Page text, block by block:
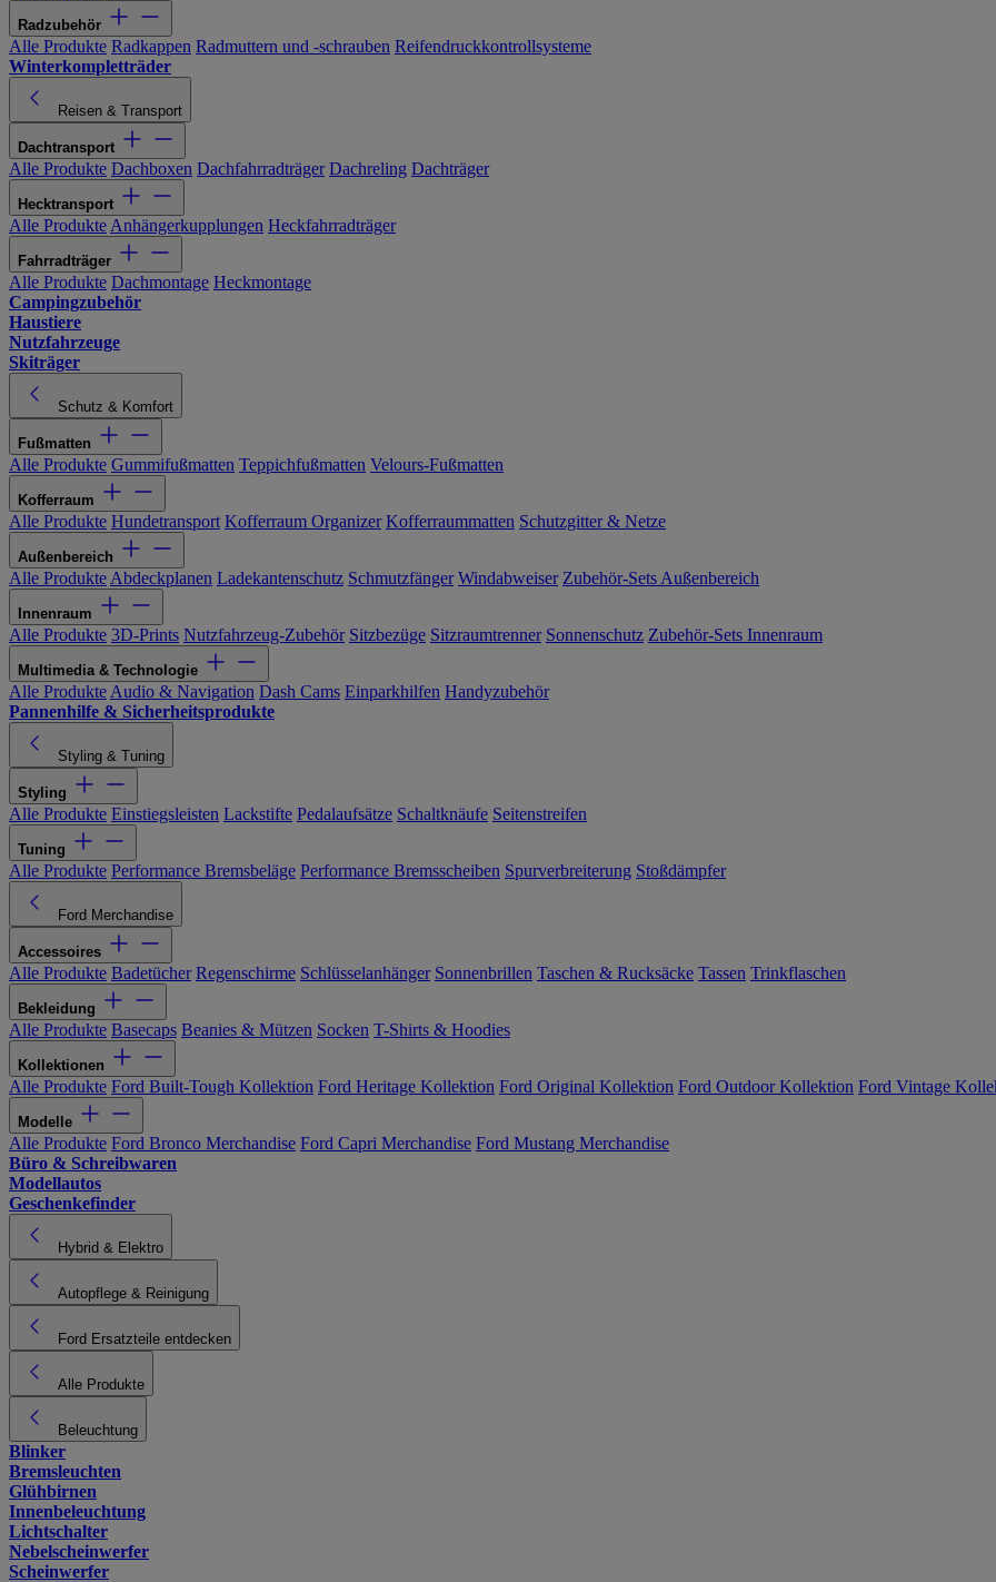
Radzubehör
Alle Produkte Radkappen Radmuttern und -schrauben Reifendruckkontrollsysteme
Winterkompletträder
Reisen & Transport
Dachtransport
Alle Produkte Dachboxen Dachfahrradträger Dachreling Dachträger
Hecktransport
Alle Produkte Anhängerkupplungen Heckfahrradträger
Fahrradträger
Alle Produkte Dachmontage Heckmontage
Campingzubehör
Haustiere
Nutzfahrzeuge
Skiträger
Schutz & Komfort
Fußmatten
Alle Produkte Gummifußmatten Teppichfußmatten Velours-Fußmatten
Kofferraum
Alle Produkte Hundetransport Kofferraum Organizer Kofferraummatten Schutzgitter & Netze
Außenbereich
Alle Produkte Abdeckplanen Ladekantenschutz Schmutzfänger Windabweiser Zubehör-Sets Außenbereich
Innenraum
Alle Produkte 3D-Prints Nutzfahrzeug-Zubehör Sitzbezüge Sitzraumtrenner Sonnenschutz Zubehör-Sets Innenraum
Multimedia & Technologie
Alle Produkte Audio & Navigation Dash Cams Einparkhilfen Handyzubehör
Pannenhilfe & Sicherheitsprodukte
Styling & Tuning
Styling
Alle Produkte Einstiegsleisten Lackstifte Pedalaufsätze Schaltknäufe Seitenstreifen
Tuning
Alle Produkte Performance Bremsbeläge Performance Bremsscheiben Spurverbreiterung Stoßdämpfer
Ford Merchandise
Accessoires
Alle Produkte Badetücher Regenschirme Schlüsselanhänger Sonnenbrillen Taschen & Rucksäcke Tassen Trinkflaschen
Bekleidung
Alle Produkte Basecaps Beanies & Mützen Socken T-Shirts & Hoodies
Kollektionen
Alle Produkte Ford Built-Tough Kollektion Ford Heritage Kollektion Ford Original Kollektion Ford Outdoor Kollektion Ford Vintage
Modelle
Alle Produkte Ford Bronco Merchandise Ford Capri Merchandise Ford Mustang Merchandise
Büro & Schreibwaren
Modellautos
Geschenkefinder
Hybrid & Elektro
Autopflege & Reinigung
Ford Ersatzteile entdecken
Alle Produkte
Beleuchtung
Blinker
Bremsleuchten
Glühbirnen
Innenbeleuchtung
Lichtschalter
Nebelscheinwerfer
Scheinwerfer